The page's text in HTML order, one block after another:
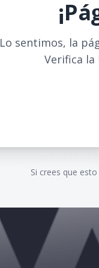
Lo sentimos, la
Verifica la
Si crees que